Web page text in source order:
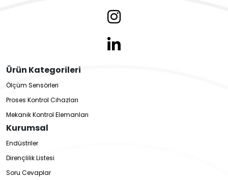
Ürün Kategorileri
Ölçüm Sensörleri
Proses Kontrol Cihazları
Mekanik Kontrol Elemanları
Kurumsal
Endüstriler
Dirençlilik Listesi
Soru Cevaplar